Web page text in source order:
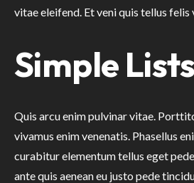
vitae eleifend. Et veni quis tellus felis
Simple Lists
Quis arcu enim pulvinar vitae.
vivamus enim venenatis. Phasellus
curabitur elementum tellus eget pede
ante quis aenean eu justo pede